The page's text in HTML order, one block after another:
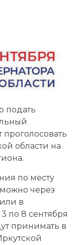
подать
проголосовать
области на
по месту
через
в
по 8 сентября
принимать в